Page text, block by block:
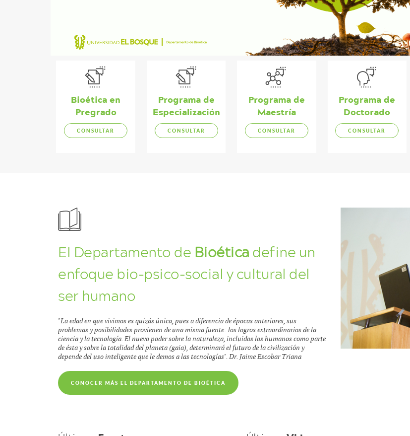
Bioética en
Pregrado
CONSULTAR
Programa de
Especialización
CONSULTAR
Programa de
Maestría
CONSULTAR
Programa de
Doctorado
CONSULTAR
El Departamento de Bioéticadefine un
enfoque bio-psico-social y cultural del
ser humano
"La edad en que vivimos es quizás única, pues a diferencia de épocas anteriores, sus
problemas y posibilidades provienen de una misma fuente: los logros extraordinarios de la
ciencia y la tecnología. El nuevo poder sobre la naturaleza, incluidos los humanos como parte
de ésta y sobre la totalidad del planeta (gaia), determinará el futuro de la civilización y
depende del uso inteligente que le demos a las tecnologías". Dr. Jaime Escobar Triana
CONOCER MÁS EL DEPARTAMENTO DE BIOÉTICA